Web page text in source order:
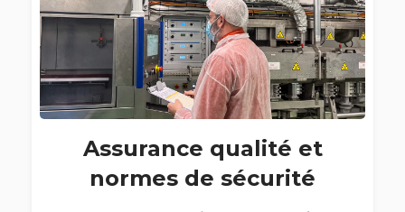
Assurance qualité et
normes de sécurité